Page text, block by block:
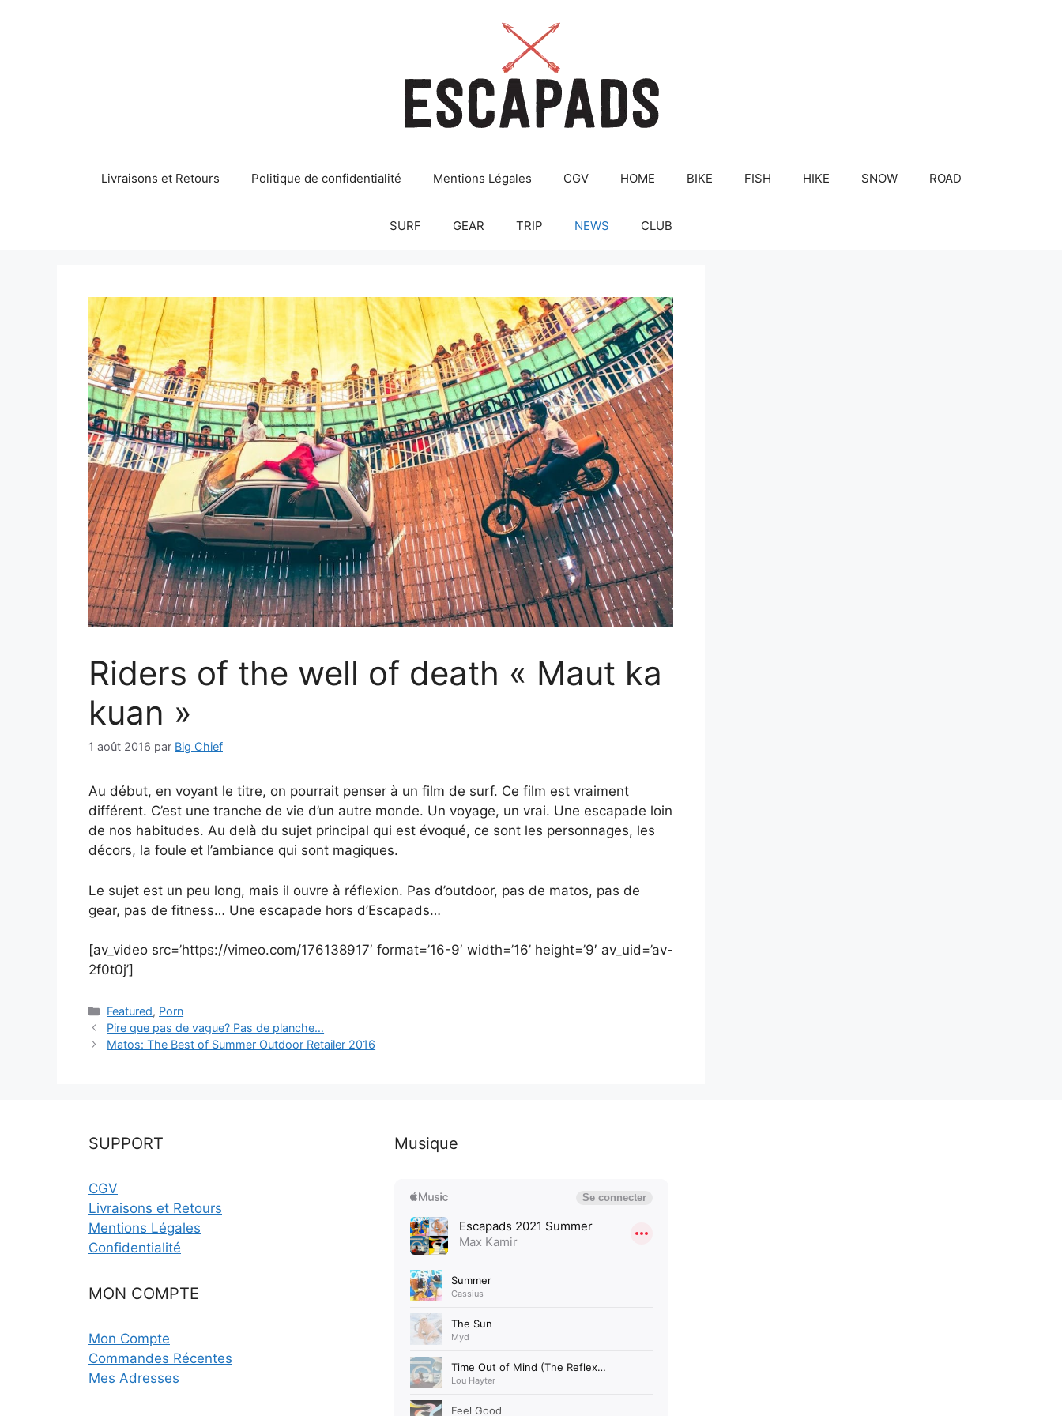
Livraisons et Retours Politique de confidentialité Mentions Légales CGV HOME BIKE FISH HIKE SNOW ROAD
SURF GEAR TRIP NEWS CLUB
Riders of the well of death « Maut ka
kuan »
1 août 2016 par Big Chief
Au début, en voyant le titre, on pourrait penser à un film de surf. Ce film est vraiment
différent. C’est une tranche de vie d’un autre monde. Un voyage, un vrai. Une escapade loin
de nos habitudes. Au delà du sujet principal qui est évoqué, ce sont les personnages, les
décors, la foule et l’ambiance qui sont magiques.
Le sujet est un peu long, mais il ouvre à réflexion. Pas d’outdoor, pas de matos, pas de
gear, pas de fitness… Une escapade hors d’Escapads…
[av_video src=’https://vimeo.com/176138917′ format=’16-9′ width=’16’ height=’9′ av_uid=’av-
2f0t0j’]
Catégories
Featured, Porn
Pire que pas de vague? Pas de planche…
Matos: The Best of Summer Outdoor Retailer 2016
SUPPORT
CGV
Livraisons et Retours
Mentions Légales
Confidentialité
MON COMPTE
Mon Compte
Commandes Récentes
Mes Adresses
Musique